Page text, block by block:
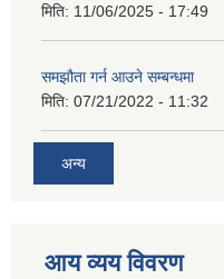
मिति: 11/06/2025 - 17:49
समझौता गर्न आउने सम्बन्धमा
मिति: 07/21/2022 - 11:32
अन्य
आय व्यय विवरण